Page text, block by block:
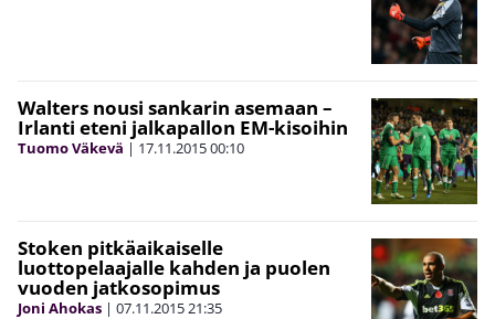
Walters nousi sankarin asemaan –
Irlanti eteni jalkapallon EM-kisoihin
Tuomo Väkevä | 17.11.201500:10
Stoken pitkäaikaiselle
luottopelaajalle kahden ja puolen
vuoden jatkosopimus
Joni Ahokas | 07.11.201521:35